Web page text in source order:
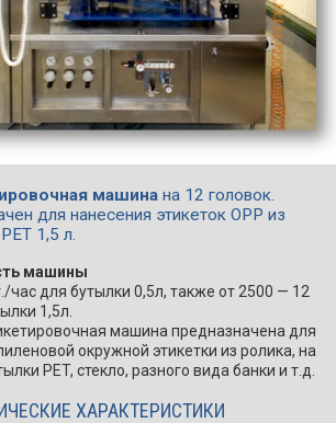
машина на 12 головок.
для нанесения этикеток ОРР из
1,5 л.
машины
час для бутылки 0,5л, также от 2500 — 12
1,5л.
машина предназначена для
окружной этикетки из ролика, на
PET, стекло, разного вида банки и т.д.
ХАРАКТЕРИСТИКИ